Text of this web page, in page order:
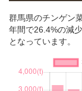
群馬県のチンゲン
年間で26.4%の減
となっています。